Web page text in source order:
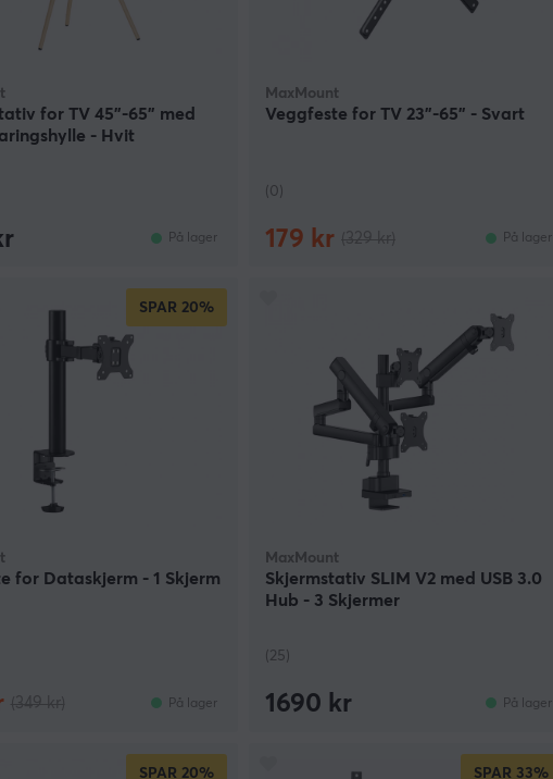
for TV 45"-65" med
- Hvit
På lager
MaxMount
Veggfeste for TV 23"-65" - Svart
(0)
179 kr På lager
SPAR 20%
for Dataskjerm - 1 Skjerm
På lager
MaxMount
Skjermstativ SLIM V2 med USB 3.0
Hub - 3 Skjermer
(25)
1690 kr På lager
SPAR 20% SPAR 33%